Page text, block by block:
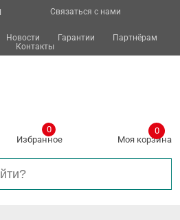
Связаться с нами
Новости Гарантии
Партнёрам
Контакты
Избранное
0
Моя корзина
0